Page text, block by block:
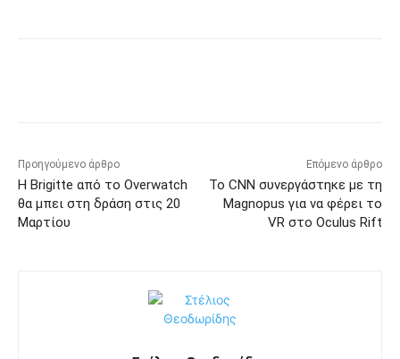
Προηγούμενο άρθρο
Η Brigitte από το Overwatch
θα μπει στη δράση στις 20
Μαρτίου
Επόμενο άρθρο
Το CNN συνεργάστηκε με τη
Magnopus για να φέρει το
VR στο Oculus Rift